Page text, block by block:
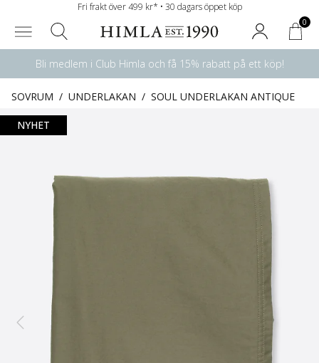
Fri frakt över 499 kr* • 30 dagars öppet köp
0
Bli medlem i Club Himla och få 15% rabatt på ett köp!
SOVRUM / UNDERLAKAN / SOUL UNDERLAKAN ANTIQUE
NYHET